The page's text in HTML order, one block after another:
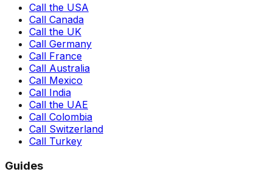
Call the USA
Call Canada
Call the UK
Call Germany
Call France
Call Australia
Call Mexico
Call India
Call the UAE
Call Colombia
Call Switzerland
Call Turkey
Guides